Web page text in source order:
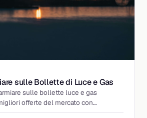
sulle Bollette di Luce e Gas
sulle bollette luce e gas
offerte del mercato con